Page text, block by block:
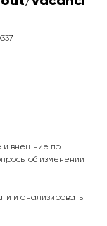
и внешние по
об изменении
и анализировать